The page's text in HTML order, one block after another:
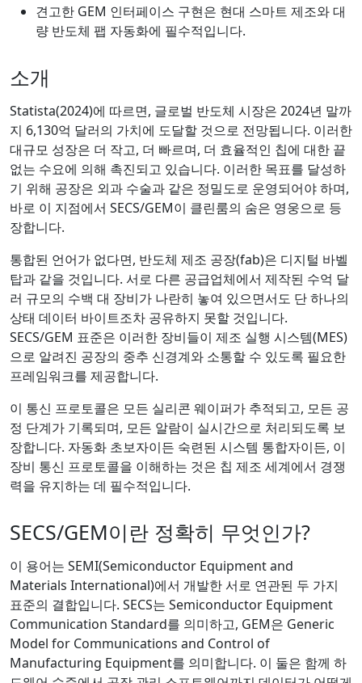
견고한 GEM 인터페이스 구현은 현대 스마트 제조와 대
량 반도체 팹 자동화에 필수적입니다.
소개
Statista(2024)에 따르면, 글로벌 반도체 시장은 2024년 말까
지 6,130억 달러의 가치에 도달할 것으로 전망됩니다. 이러한
대규모 성장은 더 작고, 더 빠르며, 더 효율적인 칩에 대한 끝
없는 수요에 의해 촉진되고 있습니다. 이러한 목표를 달성하
기 위해 공장은 외과 수술과 같은 정밀도로 운영되어야 하며,
바로 이 지점에서 SECS/GEM이 클린룸의 숨은 영웅으로 등
장합니다.
통합된 언어가 없다면, 반도체 제조 공장(fab)은 디지털 바벨
탑과 같을 것입니다. 서로 다른 공급업체에서 제작된 수억 달
러 규모의 수백 대 장비가 나란히 놓여 있으면서도 단 하나의
상태 데이터 바이트조차 공유하지 못할 것입니다.
SECS/GEM 표준은 이러한 장비들이 제조 실행 시스템(MES)
으로 알려진 공장의 중추 신경계와 소통할 수 있도록 필요한
프레임워크를 제공합니다.
이 통신 프로토콜은 모든 실리콘 웨이퍼가 추적되고, 모든 공
정 단계가 기록되며, 모든 알람이 실시간으로 처리되도록 보
장합니다. 자동화 초보자이든 숙련된 시스템 통합자이든, 이
장비 통신 프로토콜을 이해하는 것은 칩 제조 세계에서 경쟁
력을 유지하는 데 필수적입니다.
SECS/GEM이란 정확히 무엇인가?
이 용어는 SEMI(Semiconductor Equipment and
Materials International)에서 개발한 서로 연관된 두 가지
표준의 결합입니다. SECS는 Semiconductor Equipment
Communication Standard를 의미하고, GEM은 Generic
Model for Communications and Control of
Manufacturing Equipment를 의미합니다. 이 둘은 함께 하